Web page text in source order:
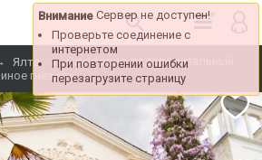
Ялта → Санаторно-оздоровительный
гнездо»